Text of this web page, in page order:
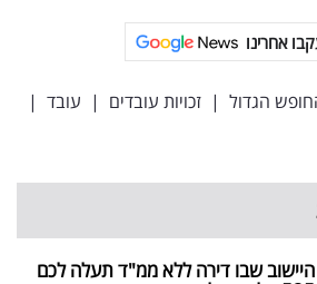
אחרינו
הגדול | זכויות עובדים | עובד |
היישוב שבו דירה ללא ממ"ד תעלה לכם